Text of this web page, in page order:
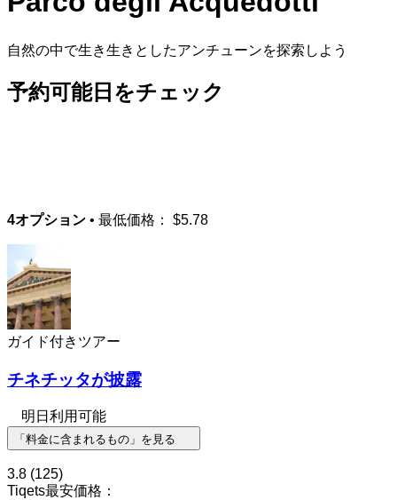
自然の中で生き生きとしたアンチューンを探索しよう
予約可能日をチェック
4オプション • 最低価格： $5.78
ガイド付きツアー
チネチッタが披露
明日利用可能
「料金に含まれるもの」を見る
3.8 (125)
Tiqets最安価格：